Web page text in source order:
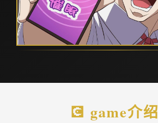
💽 game介绍